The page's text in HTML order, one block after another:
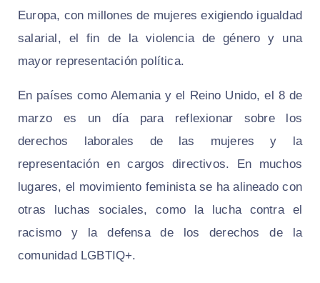
Europa, con millones de mujeres exigiendo igualdad
salarial, el fin de la violencia de género y una
mayor representación política.
En países como Alemania y el Reino Unido, el 8 de
marzo es un día para reflexionar sobre los
derechos laborales de las mujeres y la
representación en cargos directivos. En muchos
lugares, el movimiento feminista se ha alineado con
otras luchas sociales, como la lucha contra el
racismo y la defensa de los derechos de la
comunidad LGBTIQ+.